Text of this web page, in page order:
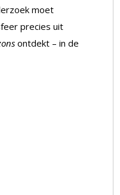
moet
precies uit
ontdekt – in de